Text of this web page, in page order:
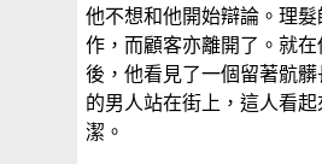
他不想和他開始辯論。理
作，而顧客亦離開了。就在
後，他看見了一個留著骯
的男人站在街上，這人看
潔。